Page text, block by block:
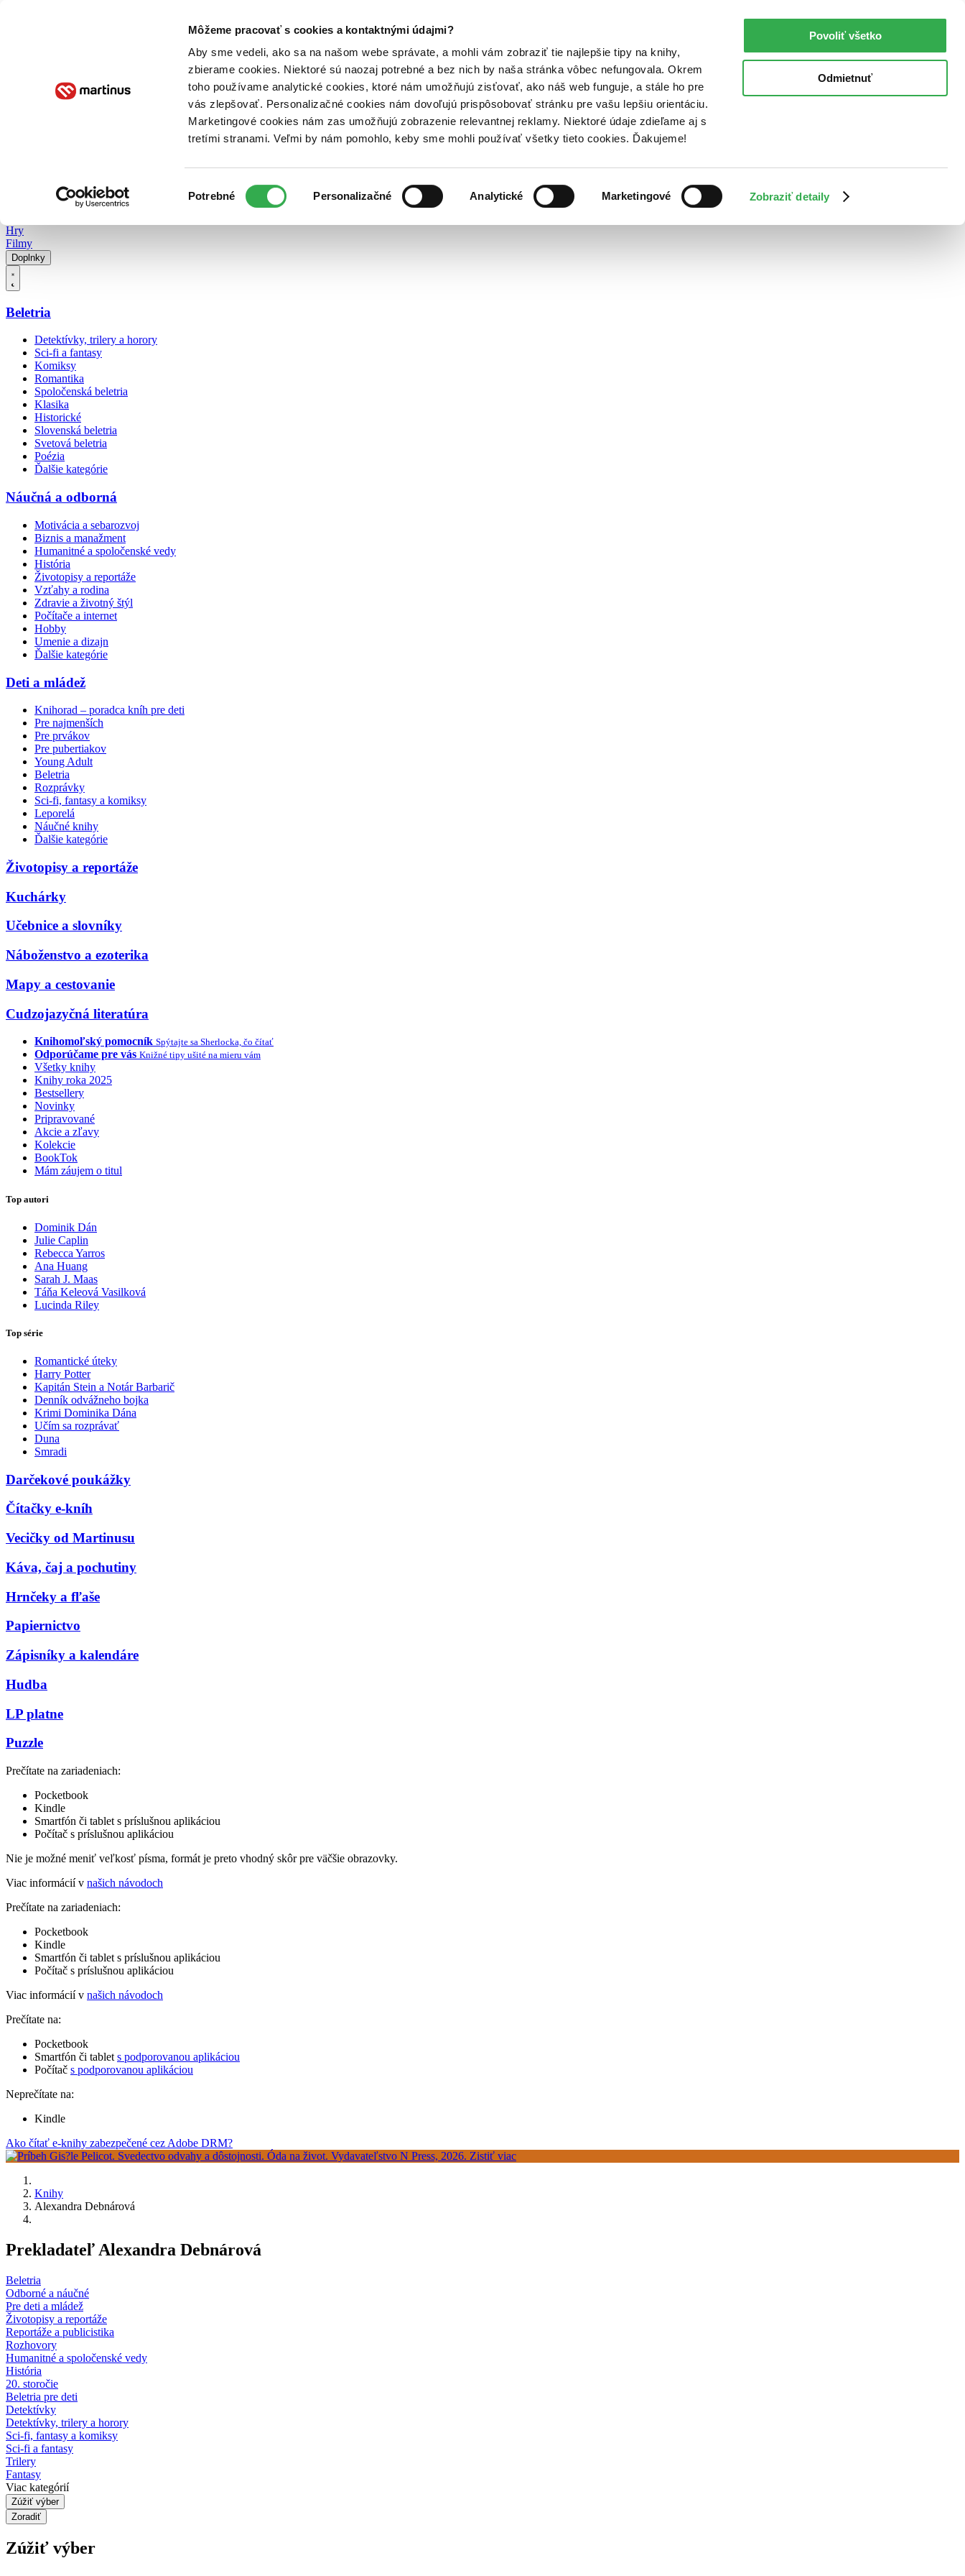
Môžeme pracovať s cookies a kontaktnými údajmi?
Aby sme vedeli, ako sa na našom webe správate, a mohli vám zobraziť tie najlepšie tipy na knihy,
zbierame cookies. Niektoré sú naozaj potrebné a bez nich by naša stránka vôbec nefungovala. Okrem
toho používame analytické cookies, ktoré nám umožňujú zisťovať, ako náš web funguje, a stále ho pre
vás zlepšovať. Personalizačné cookies nám dovoľujú prispôsobovať stránku pre vašu lepšiu orientáciu.
Marketingové cookies nám zas umožňujú zobrazenie relevantnej reklamy. Niektoré údaje zdieľame aj s
tretími stranami. Veľmi by nám pomohlo, keby sme mohli používať všetky tieto cookies. Ďakujeme!
súhlasu
Potrebné Personalizačné Analytické Marketingové Zobraziť detaily
Povoliť všetko
Odmietnuť
Poukážky Kontakt
Hry
Filmy
Doplnky
Beletria
Detektívky, trilery a horory
Sci-fi a fantasy
Komiksy
Romantika
Spoločenská beletria
Klasika
Historické
Slovenská beletria
Svetová beletria
Poézia
Ďalšie kategórie
Náučná a odborná
Motivácia a sebarozvoj
Biznis a manažment
Humanitné a spoločenské vedy
História
Životopisy a reportáže
Vzťahy a rodina
Zdravie a životný štýl
Počítače a internet
Hobby
Umenie a dizajn
Ďalšie kategórie
Deti a mládež
Knihorad – poradca kníh pre deti
Pre najmenších
Pre prvákov
Pre pubertiakov
Young Adult
Beletria
Rozprávky
Sci-fi, fantasy a komiksy
Leporelá
Náučné knihy
Ďalšie kategórie
Životopisy a reportáže
Kuchárky
Učebnice a slovníky
Náboženstvo a ezoterika
Mapy a cestovanie
Cudzojazyčná literatúra
Knihomoľský pomocník Spýtajte sa Sherlocka, čo čítať
Odporúčame pre vás Knižné tipy ušité na mieru vám
Všetky knihy
Knihy roka 2025
Bestsellery
Novinky
Pripravované
Akcie a zľavy
Kolekcie
BookTok
Mám záujem o titul
Top autori
Dominik Dán
Julie Caplin
Rebecca Yarros
Ana Huang
Sarah J. Maas
Táňa Keleová Vasilková
Lucinda Riley
Top série
Romantické úteky
Harry Potter
Kapitán Stein a Notár Barbarič
Denník odvážneho bojka
Krimi Dominika Dána
Učím sa rozprávať
Duna
Smradi
Darčekové poukážky
Čítačky e-kníh
Vecičky od Martinusu
Káva, čaj a pochutiny
Hrnčeky a fľaše
Papiernictvo
Zápisníky a kalendáre
Hudba
LP platne
Puzzle
Prečítate na zariadeniach:
Pocketbook
Kindle
Smartfón či tablet s príslušnou aplikáciou
Počítač s príslušnou aplikáciou
Nie je možné meniť veľkosť písma, formát je preto vhodný skôr pre väčšie obrazovky.
Viac informácií v našich návodoch
Prečítate na zariadeniach:
Pocketbook
Kindle
Smartfón či tablet s príslušnou aplikáciou
Počítač s príslušnou aplikáciou
Viac informácií v našich návodoch
Prečítate na:
Pocketbook
Smartfón či tablet s podporovanou aplikáciou
Počítač s podporovanou aplikáciou
Neprečítate na:
Kindle
Ako čítať e-knihy zabezpečené cez Adobe DRM?
Knihy
Alexandra Debnárová
Prekladateľ Alexandra Debnárová
Beletria
Odborné a náučné
Pre deti a mládež
Životopisy a reportáže
Reportáže a publicistika
Rozhovory
Humanitné a spoločenské vedy
História
20. storočie
Beletria pre deti
Detektívky
Detektívky, trilery a horory
Sci-fi, fantasy a komiksy
Sci-fi a fantasy
Trilery
Fantasy
Viac kategórií
Zúžiť výber
Zoradiť
Zúžiť výber